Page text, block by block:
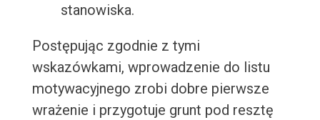
stanowiska.
Postępując zgodnie z tymi
wskazówkami, wprowadzenie do listu
motywacyjnego zrobi dobre pierwsze
wrażenie i przygotuje grunt pod resztę